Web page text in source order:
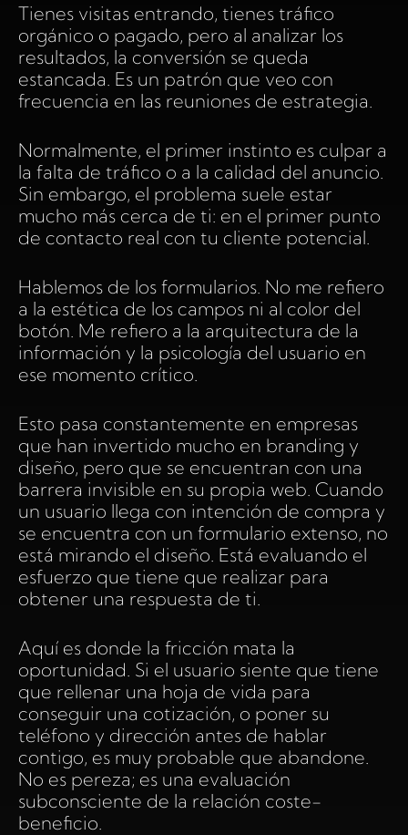
Tienes visitas entrando, tienes tráfico
orgánico o pagado, pero al analizar los
resultados, la conversión se queda
estancada. Es un patrón que veo con
frecuencia en las reuniones de estrategia.
Normalmente, el primer instinto es culpar a
la falta de tráfico o a la calidad del anuncio.
Sin embargo, el problema suele estar
mucho más cerca de ti: en el primer punto
de contacto real con tu cliente potencial.
Hablemos de los formularios. No me refiero
a la estética de los campos ni al color del
botón. Me refiero a la arquitectura de la
información y la psicología del usuario en
ese momento crítico.
Esto pasa constantemente en empresas
que han invertido mucho en branding y
diseño, pero que se encuentran con una
barrera invisible en su propia web. Cuando
un usuario llega con intención de compra y
se encuentra con un formulario extenso, no
está mirando el diseño. Está evaluando el
esfuerzo que tiene que realizar para
obtener una respuesta de ti.
Aquí es donde la fricción mata la
oportunidad. Si el usuario siente que tiene
que rellenar una hoja de vida para
conseguir una cotización, o poner su
teléfono y dirección antes de hablar
contigo, es muy probable que abandone.
No es pereza; es una evaluación
subconsciente de la relación coste-
beneficio.